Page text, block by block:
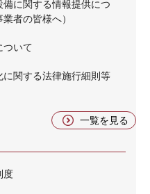
に関する情報提供につ
者の皆様へ）
ついて
関する法律施行細則等
一覧を見る
度